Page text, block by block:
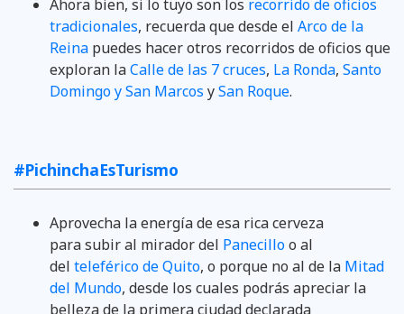
Ahora bien, si lo tuyo son los recorrido de oficios
tradicionales, recuerda que desde el Arco de la
Reina puedes hacer otros recorridos de oficios que
exploran laCalle de las 7 cruces, La Ronda, Santo
Domingo y San Marcos ySan Roque.
#PichinchaEsTurismo
Aprovecha la energía de esa rica cerveza
para subir al mirador del Panecilloo al
del teleférico de Quito, o porque no al de la Mitad
del Mundo, desde los cuales podrás apreciar la
belleza de la primera ciudad declarada